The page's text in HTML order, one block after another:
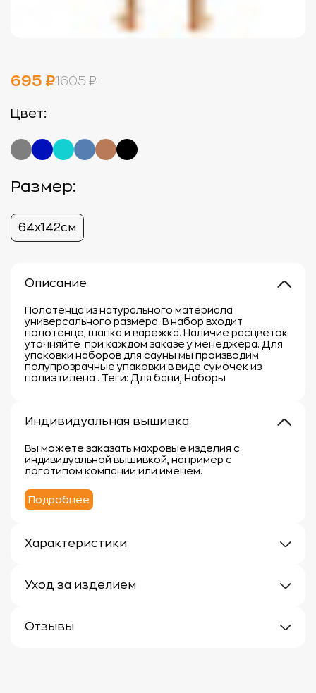
695 ₽1605 ₽
Цвет:
Размер:
64х142см
Описание
Полотенца из натурального материала
универсального размера. В набор входит
полотенце, шапка и варежка. Наличие расцветок
уточняйте при каждом заказе у менеджера. Для
упаковки наборов для сауны мы производим
полупрозрачные упаковки в виде сумочек из
полиэтилена . Теги: Для бани, Наборы
Индивидуальная вышивка
Вы можете заказать махровые изделия с
индивидуальной вышивкой, например с
логотипом компании или именем.
Подробнее
Характеристики
Материал: 100% хлопок
Уход за изделием
чтобы сохранить их мягкость, впитывающие
Отзывы